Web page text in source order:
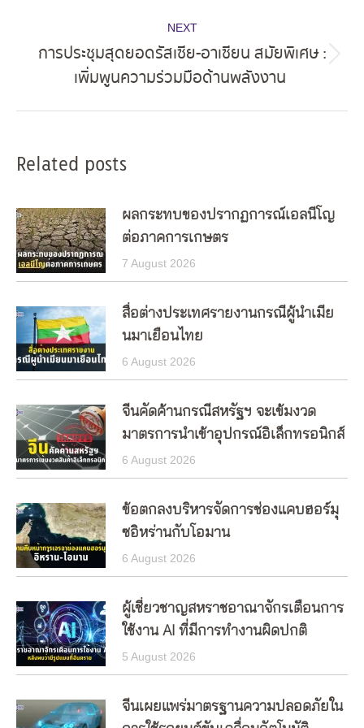
NEXT
post:
การประชุมสุดยอดรัสเซีย-อาเซียน สมัยพิเศษ :
เพิ่มพูนความร่วมมือด้านพลังงาน
Related posts
ผลกระทบของปรากฏการณ์เอลนีโญ
ต่อภาคการเกษตร
7 August 2026
สื่อต่างประเทศรายงานกรณีผู้นำเมีย
นมาเยือนไทย
6 August 2026
จีนคัดค้านกรณีสหรัฐฯ จะเข้มงวด
มาตรการนำเข้าอุปกรณ์อิเล็กทรอนิกส์
6 August 2026
ข้อตกลงบริหารจัดการช่องแคบฮอร์มุ
ซอิหร่านกับโอมาน
6 August 2026
ผู้เชี่ยวชาญสหราชอาณาจักรเตือนการ
ใช้งาน AI ที่มีการทำงานผิดปกติ
5 August 2026
จีนเผยแพร่มาตรฐานความปลอดภัยใน